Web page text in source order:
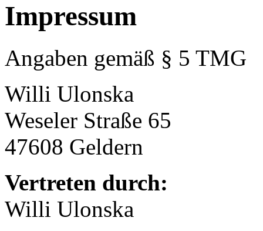
Impressum
Angaben gemäß § 5 TMG
Willi Ulonska
Weseler Straße 65
47608 Geldern
Vertreten durch:
Willi Ulonska